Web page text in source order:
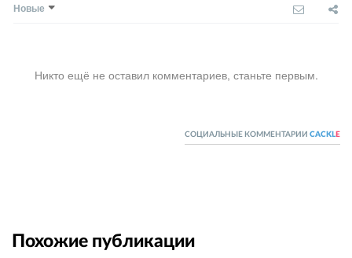
Новые
Никто ещё не оставил комментариев, станьте первым.
СОЦИАЛЬНЫЕ КОММЕНТАРИИ CACKL E
Похожие публикации